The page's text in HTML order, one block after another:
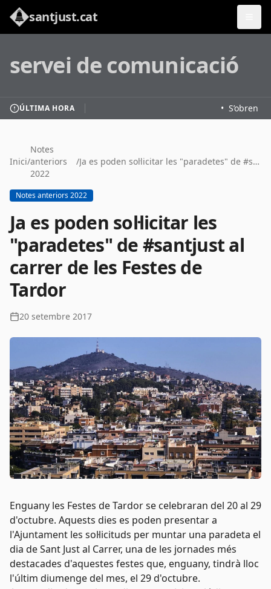
santjust.cat
servei de comunicació
ÚLTIMA HORA S’obren
Inici/
Notes
anteriors
2022
/ Ja es poden sol·licitar les "paradetes" de #santjust al carrer de les Festes de Tardor
Notes anteriors 2022
Ja es poden sol·licitar les
"paradetes" de #santjust al
carrer de les Festes de
Tardor
20 setembre 2017
Enguany les Festes de Tardor se celebraran del 20 al 29
d'octubre. Aquests dies es poden presentar a
l'Ajuntament les sol·licituds per muntar una paradeta el
dia de Sant Just al Carrer, una de les jornades més
destacades d'aquestes festes que, enguany, tindrà lloc
l'últim diumenge del mes, el 29 d'octubre.